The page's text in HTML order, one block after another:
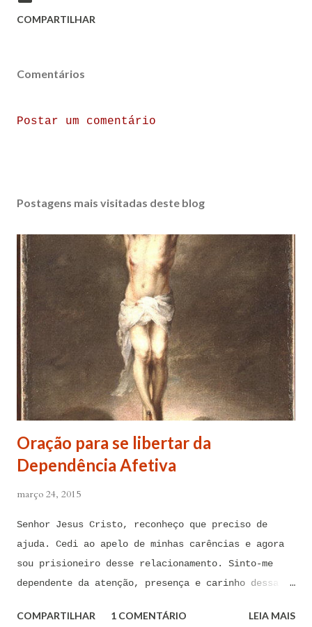
COMPARTILHAR
Comentários
Postar um comentário
Postagens mais visitadas deste blog
Oração para se libertar da
Dependência Afetiva
março 24, 2015
Senhor Jesus Cristo, reconheço que preciso de
ajuda. Cedi ao apelo de minhas carências e agora
sou prisioneiro desse relacionamento. Sinto-me
dependente da atenção, presença e carinho dessa
para me libertar da influência dessas tentações. A
COMPARTILHAR 1 COMENTÁRIO LEIA MAIS